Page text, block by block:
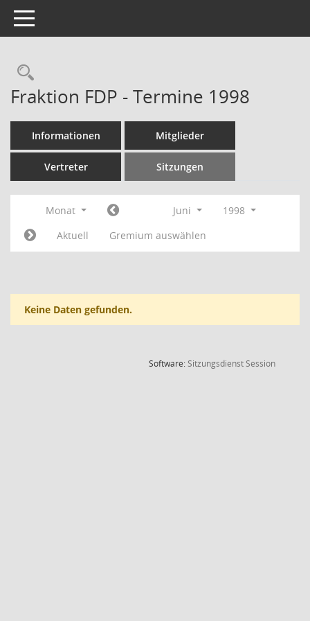
Toggle navigation
Rechercheauswahl
Fraktion FDP - Termine 1998
Informationen Mitglieder
Vertreter Sitzungen
Monat Juni
1998
Aktuell
Gremium auswählen
Keine Daten gefunden.
Software:SitzungsdienstSession(Wird in